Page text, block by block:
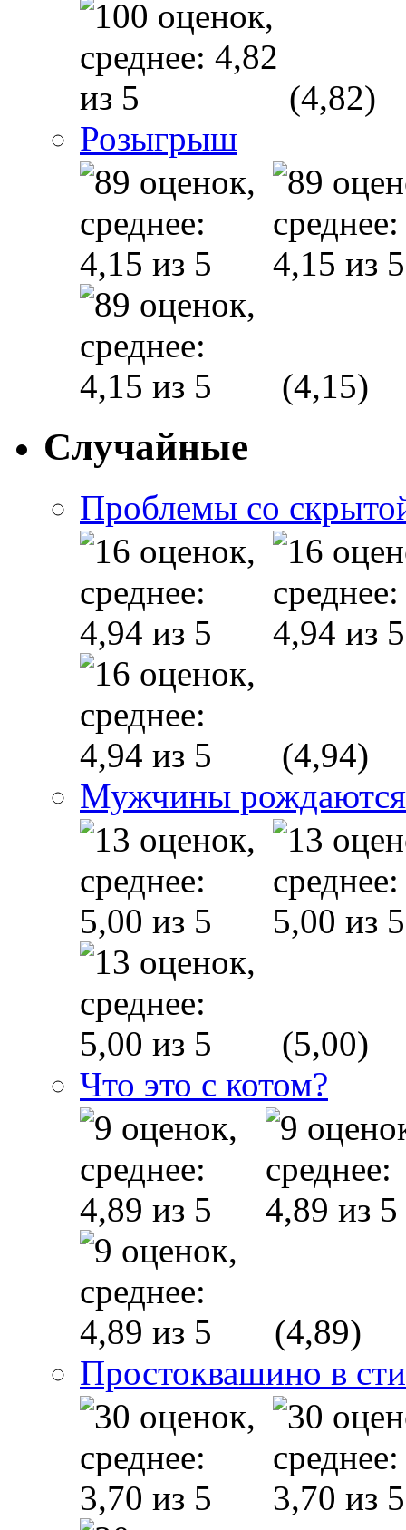
(4,82)
Розыгрыш
(4,15)
Случайные
Проблемы со
(4,94)
Мужчины
(5,00)
Что это с котом?
(4,89)
Простоквашино в